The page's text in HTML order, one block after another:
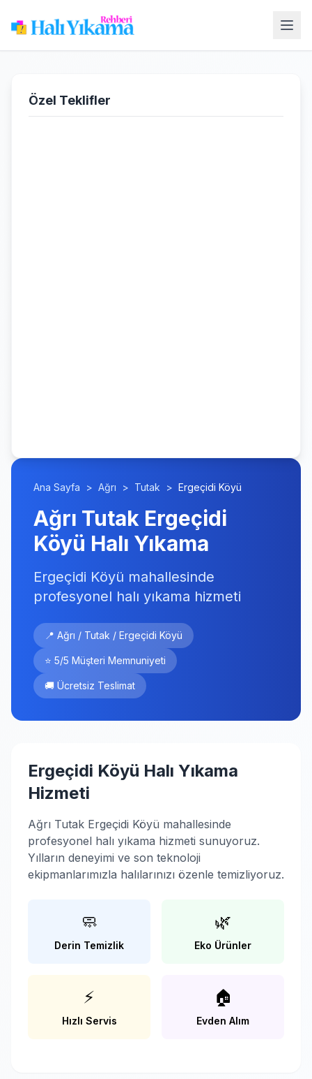
Özel Teklifler
Ana Sayfa > Ağrı > Tutak > Ergeçidi Köyü
Ağrı Tutak Ergeçidi
Köyü Halı Yıkama
Ergeçidi Köyü mahallesinde
profesyonel halı yıkama hizmeti
📍 Ağrı / Tutak / Ergeçidi Köyü
⭐ 5/5 Müşteri Memnuniyeti
🚚 Ücretsiz Teslimat
Ergeçidi Köyü Halı Yıkama
Hizmeti
Ağrı Tutak Ergeçidi Köyü mahallesinde
profesyonel halı yıkama hizmeti sunuyoruz.
Yılların deneyimi ve son teknoloji
ekipmanlarımızla halılarınızı özenle temizliyoruz.
🧼
Derin Temizlik
🌿
Eko Ürünler
⚡
Hızlı Servis
🏠
Evden Alım